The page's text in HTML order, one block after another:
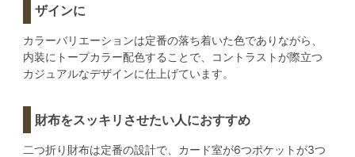
ザインに
カラーバリエーションは定番の落ち着いた色でありながら、
内装にトープカラー配色することで、コントラストが際立つ
カジュアルなデザインに仕上げています。
財布をスッキリさせたい人におすすめ
二つ折り財布は定番の設計で、カード室が6つポケットが3つ